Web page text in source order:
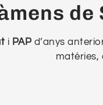
i PAP d’anys
matèries,